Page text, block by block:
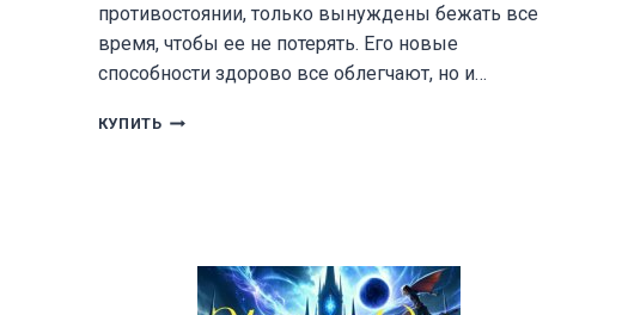
противостоянии, только вынуждены бежать все
время, чтобы ее не потерять. Его новые
способности здорово все облегчают, но и…
КУПИТЬ ЭЛЕКТРИК